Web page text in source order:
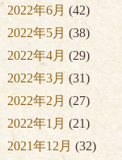
2022年6月 (42)
2022年5月 (38)
2022年4月 (29)
2022年3月 (31)
2022年2月 (27)
2022年1月 (21)
2021年12月 (32)